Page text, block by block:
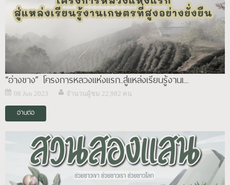
“อ่างขาง” โครงการหลวงแห่งแรก..สู่แหล่งเรียนรู้งานเ...
08 Jun 2023 จำนวนผู้ชม 22,982 คน
อ่านต่อ